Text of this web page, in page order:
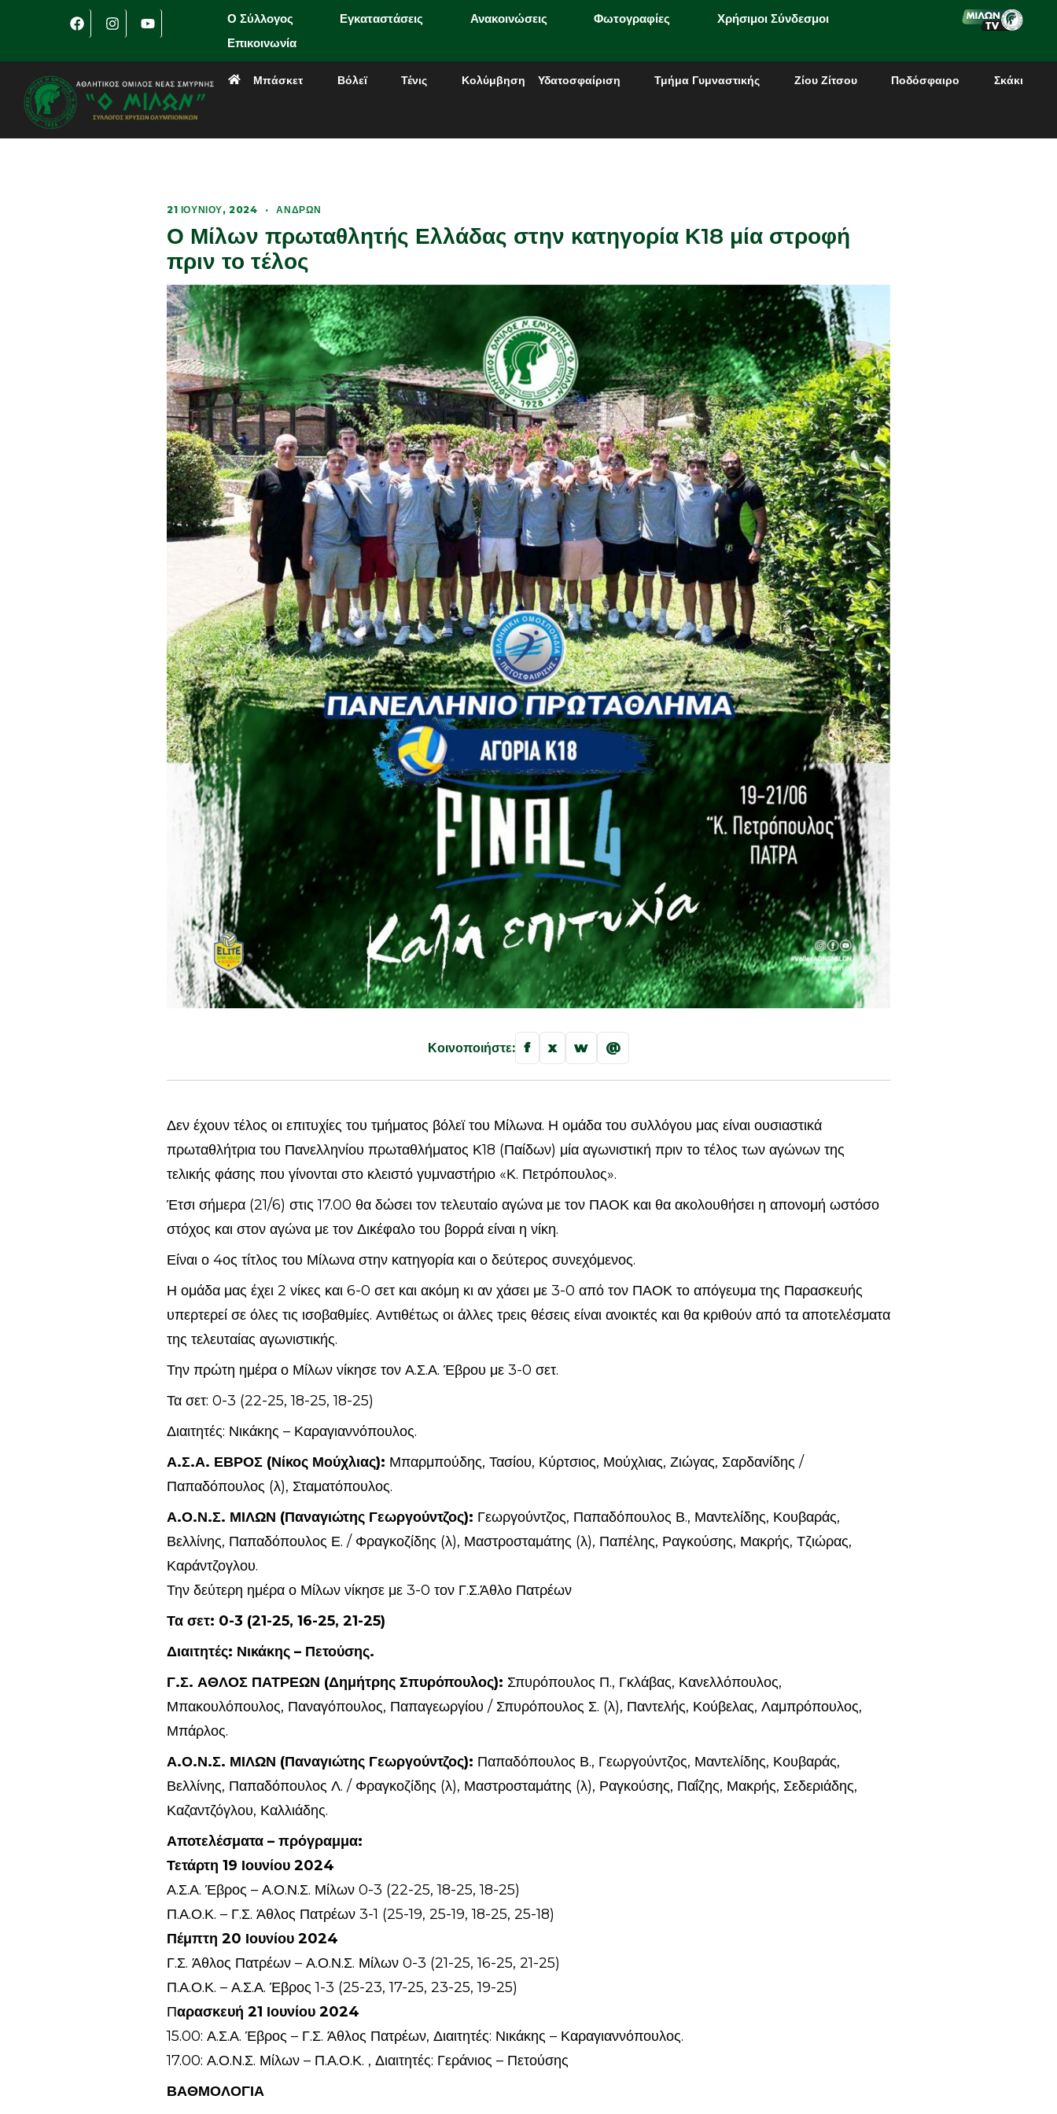
Ο Σύλλογος Εγκαταστάσεις Ανακοινώσεις Φωτογραφίες
Χρήσιμοι Σύνδεσμοι
Επικοινωνία
Μπάσκετ Βόλεϊ Τένις Κολύμβηση Υδατοσφαίριση Τμήμα Γυμναστικής Ζίου Ζίτσου Ποδόσφαιρο Σκάκι
21 ΙΟΥΝΊΟΥ, 2024 · ΑΝΔΡΏΝ
Ο Μίλων πρωταθλητής Ελλάδας στην κατηγορία Κ18 μία στροφή
πριν το τέλος
Κοινοποιήστε: f x w @
Δεν έχουν τέλος οι επιτυχίες του τμήματος βόλεϊ του Μίλωνα. Η ομάδα του συλλόγου μας είναι ουσιαστικά
πρωταθλήτρια του Πανελληνίου πρωταθλήματος Κ18 (Παίδων) μία αγωνιστική πριν το τέλος των αγώνων της
τελικής φάσης που γίνονται στο κλειστό γυμναστήριο «Κ. Πετρόπουλος».
Έτσι σήμερα (21/6) στις 17.00 θα δώσει τον τελευταίο αγώνα με τον ΠΑΟΚ και θα ακολουθήσει η απονομή ωστόσο
στόχος και στον αγώνα με τον Δικέφαλο του βορρά είναι η νίκη.
Είναι ο 4ος τίτλος του Μίλωνα στην κατηγορία και ο δεύτερος συνεχόμενος.
Η ομάδα μας έχει 2 νίκες και 6-0 σετ και ακόμη κι αν χάσει με 3-0 από τον ΠΑΟΚ το απόγευμα της Παρασκευής
υπερτερεί σε όλες τις ισοβαθμίες. Αντιθέτως οι άλλες τρεις θέσεις είναι ανοικτές και θα κριθούν από τα αποτελέσματα
της τελευταίας αγωνιστικής.
Την πρώτη ημέρα ο Μίλων νίκησε τον Α.Σ.Α. Έβρου με 3-0 σετ.
Τα σετ: 0-3 (22-25, 18-25, 18-25)
Διαιτητές: Νικάκης – Καραγιαννόπουλος.
Α.Σ.Α. ΕΒΡΟΣ (Νίκος Μούχλιας): Μπαρμπούδης, Τασίου, Κύρτσιος, Μούχλιας, Ζιώγας, Σαρδανίδης /
Παπαδόπουλος (λ), Σταματόπουλος.
Α.Ο.Ν.Σ. ΜΙΛΩΝ (Παναγιώτης Γεωργούντζος): Γεωργούντζος, Παπαδόπουλος Β., Μαντελίδης, Κουβαράς,
Βελλίνης, Παπαδόπουλος Ε. / Φραγκοζίδης (λ), Μαστροσταμάτης (λ), Παπέλης, Ραγκούσης, Μακρής, Τζιώρας,
Καράντζογλου.
Την δεύτερη ημέρα ο Μίλων νίκησε με 3-0 τον Γ.Σ.Άθλο Πατρέων
Τα σετ: 0-3 (21-25, 16-25, 21-25)
Διαιτητές: Νικάκης – Πετούσης.
Γ.Σ. ΑΘΛΟΣ ΠΑΤΡΕΩΝ (Δημήτρης Σπυρόπουλος): Σπυρόπουλος Π., Γκλάβας, Κανελλόπουλος,
Μπακουλόπουλος, Παναγόπουλος, Παπαγεωργίου / Σπυρόπουλος Σ. (λ), Παντελής, Κούβελας, Λαμπρόπουλος,
Μπάρλος.
Α.Ο.Ν.Σ. ΜΙΛΩΝ (Παναγιώτης Γεωργούντζος): Παπαδόπουλος Β., Γεωργούντζος, Μαντελίδης, Κουβαράς,
Βελλίνης, Παπαδόπουλος Λ. / Φραγκοζίδης (λ), Μαστροσταμάτης (λ), Ραγκούσης, Παΐζης, Μακρής, Σεδεριάδης,
Καζαντζόγλου, Καλλιάδης.
Αποτελέσματα – πρόγραμμα:
Τετάρτη 19 Ιουνίου 2024
Α.Σ.Α. Έβρος – Α.Ο.Ν.Σ. Μίλων 0-3 (22-25, 18-25, 18-25)
Π.Α.Ο.Κ. – Γ.Σ. Άθλος Πατρέων 3-1 (25-19, 25-19, 18-25, 25-18)
Πέμπτη 20 Ιουνίου 2024
Γ.Σ. Άθλος Πατρέων – Α.Ο.Ν.Σ. Μίλων 0-3 (21-25, 16-25, 21-25)
Π.Α.Ο.Κ. – Α.Σ.Α. Έβρος 1-3 (25-23, 17-25, 23-25, 19-25)
Παρασκευή 21 Ιουνίου 2024
15.00: Α.Σ.Α. Έβρος – Γ.Σ. Άθλος Πατρέων, Διαιτητές: Νικάκης – Καραγιαννόπουλος.
17.00: Α.Ο.Ν.Σ. Μίλων – Π.Α.Ο.Κ. , Διαιτητές: Γεράνιος – Πετούσης
ΒΑΘΜΟΛΟΓΙΑ